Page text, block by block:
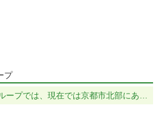
プ
ープでは、現在では京都市北部にあ…